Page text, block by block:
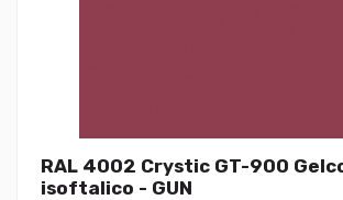
RAL 4002 Crystic GT-900
isoftalico - GUN